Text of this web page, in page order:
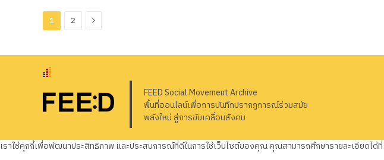
1 2 Next
FEED Social Movement Archive
พื้นที่ออนไลน์เพื่อการบันทึกปรากฏการณ์ร่วมสมัย
พลังใหม่ สู่การขับเคลื่อนสังคม
เราใช้คุกกี้เพื่อพัฒนาประสิทธิภาพ และประสบการณ์ที่ดีในการใช้เว็บไซต์ของคุณ คุณสามารถศึกษารายละเอียดได้ที่